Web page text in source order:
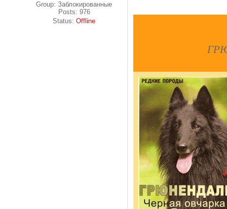
Group: Заблокированные
Posts: 976
Status:Offline